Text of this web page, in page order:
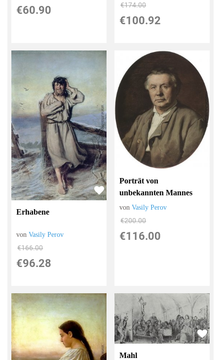
€60.90 €174.00
€100.92
Erhabene
vonVasily Perov
€166.00
€96.28
Porträt von
unbekannten Mannes
vonVasily Perov
€200.00
€116.00
Mahl